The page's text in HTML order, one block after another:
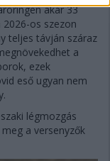
akár 33
os szezon
teljes távján száraz
a
ezek
eső ugyan nem
légmozgás
a versenyzők